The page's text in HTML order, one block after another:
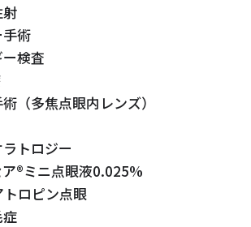
手術
検査
（多焦点眼内レンズ）
トロジー
ア®ミニ点眼液0.025%
ロピン点眼